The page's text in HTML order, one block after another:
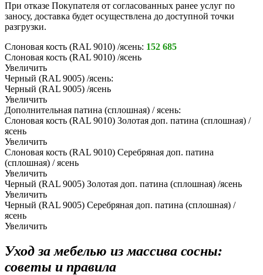
При отказе Покупателя от согласованных ранее услуг по
заносу, доставка будет осуществлена до доступной точки
разгрузки.
Слоновая кость (RAL 9010) /ясень: 152 685
Слоновая кость (RAL 9010) /ясень
Увеличить
Черный (RAL 9005) /ясень:
Черный (RAL 9005) /ясень
Увеличить
Дополнительная патина (сплошная) / ясень:
Слоновая кость (RAL 9010) Золотая доп. патина (сплошная) /
ясень
Увеличить
Слоновая кость (RAL 9010) Серебряная доп. патина
(сплошная) / ясень
Увеличить
Черный (RAL 9005) Золотая доп. патина (сплошная) /ясень
Увеличить
Черный (RAL 9005) Серебряная доп. патина (сплошная) /
ясень
Увеличить
Уход за мебелью из массива сосны:
советы и правила